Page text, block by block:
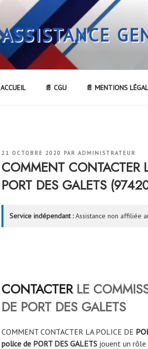
ASSISTANCE
ACCUEIL 📄 CGU 📄 MENTIONS
PUBLIÉ
21 OCTOBRE 2020 PAR ADMINISTRATEUR
COMMENT CONTACTER
PORT DES GALETS
Service indépendant :Assistance non affiliée
CONTACTERLE
DE PORT DES GALETS
COMMENT CONTACTER LA POLICE DE
police de PORT DES GALETS jouent un rôle